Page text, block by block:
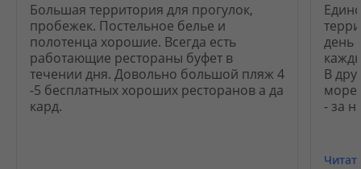
Большая территория для прогулок,
пробежек. Постельное белье и
полотенца хорошие. Всегда есть
работающие рестораны буфет в
течении дня. Довольно большой пляж 4
-5 бесплатных хороших ресторанов а да
кард.
день
В
- за